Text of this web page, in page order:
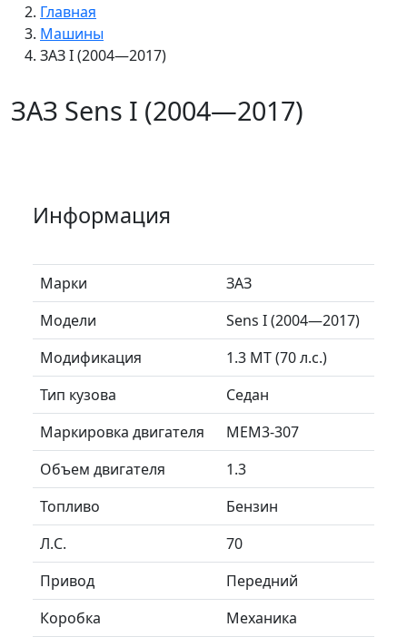
Главная
Машины
ЗАЗ I (2004—2017)
ЗАЗ Sens I (2004—2017)
Информация
Марки
ЗАЗ
Модели
Sens I (2004—2017)
Модификация
1.3 MT (70 л.с.)
Тип кузова
Седан
Маркировка двигателя
МЕМ3-307
Объем двигателя
1.3
Топливо
Бензин
Л.C.
70
Привод
Передний
Коробка
Механика